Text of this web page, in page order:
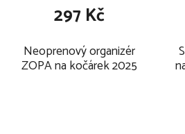
Neoprenový organizér
ZOPA na kočárek 2025
297 Kč